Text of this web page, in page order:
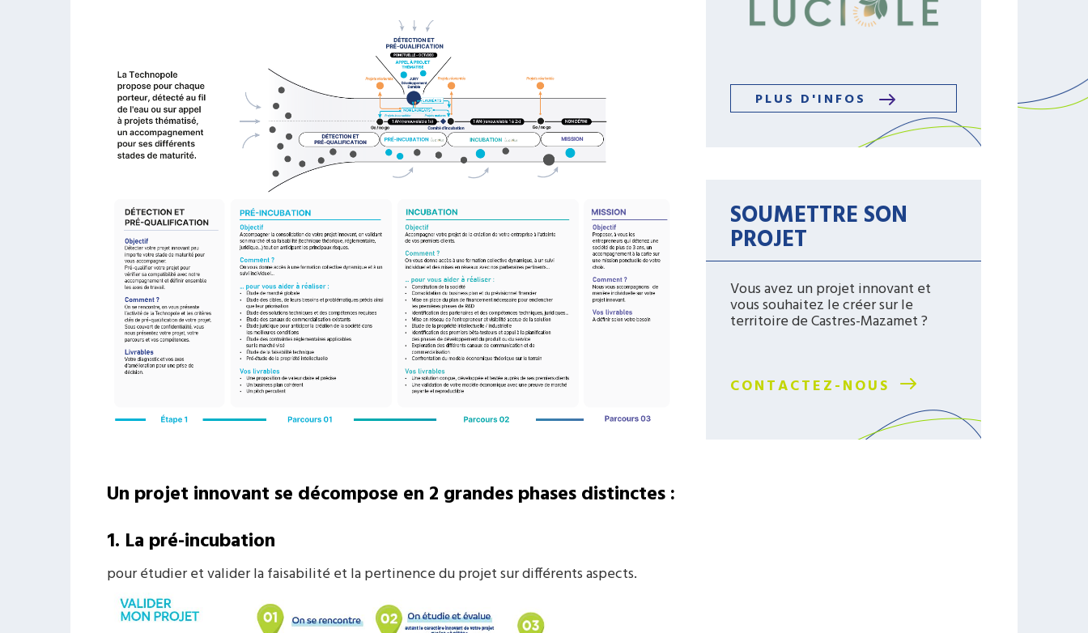
Un projet innovant se décompose en 2 grandes phases distinctes :
1. La pré-incubation
pour étudier et valider la faisabilité et la pertinence du projet sur différents aspects.
PLUS D'INFOS
SOUMETTRE SON
PROJET
Vous avez un projet innovant et
vous souhaitez le créer sur le
territoire de Castres-Mazamet ?
CONTACTEZ-NOUS